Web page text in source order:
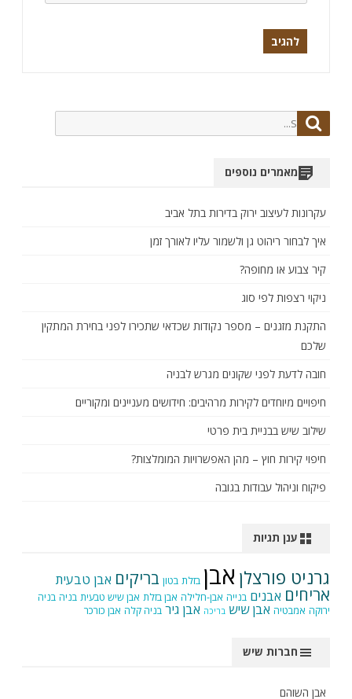
Search
for:
Search
מאמרים נוספים
עקרונות לעיצוב ירוק בדירות בתל אביב
איך לבחור ריהוט גן ולשמור עליו לאורך זמן
קיר צבוע או מחופה?
ניקוי רצפות לפי סוג
התקנת מזגנים – מספר נקודות שכדאי שתכירו לפני בחירת המתקין
שלכם
חובה לדעת לפני שקונים מגרש לבניה
חיפויים מיוחדים לקירות מרהיבים: חידושים מעניינים ומקוריים
שילוב שיש בבניית בית פרטי
חיפוי קירות חוץ – מהן האפשרויות המומלצות?
פיקוח וניהול עבודות בגובה
ענן תגיות
גרניט פורצלן אבן בזלת בטון בריקים אבן טבעית
אריחים אבנים בנייה אבן-חלילה אבן בזלת אבן שיש טבעית בניה בניה
ירוקה אמבטיה אבן שיש בריכה אבן גיר בניה קלה אבן כורכר
חברות שיש
אבן השוהם